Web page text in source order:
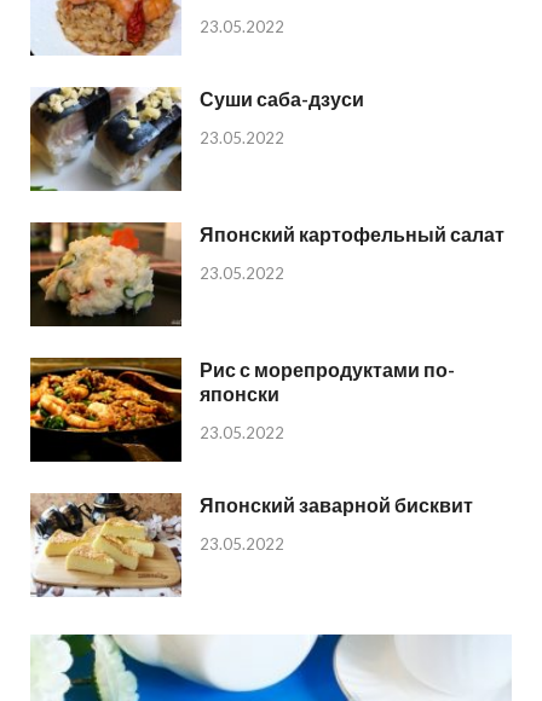
23.05.2022
Суши саба-дзуси
23.05.2022
Японский картофельный салат
23.05.2022
Рис с морепродуктами по-
японски
23.05.2022
Японский заварной бисквит
23.05.2022